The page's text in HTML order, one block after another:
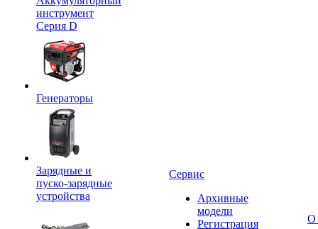
инструмент
Серия D
Генераторы
Зарядные и
пуско-зарядные
устройства
Сервис
Архивные
модели
Регистрация
О